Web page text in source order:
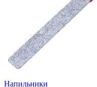
Напильники